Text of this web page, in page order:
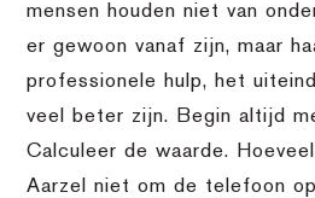
mensen houden niet van
er gewoon vanaf zijn, maar
professionele hulp, het
veel beter zijn. Begin altijd
Calculeer de waarde.
Aarzel niet om de telefoon